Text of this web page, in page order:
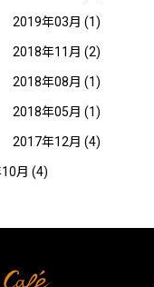
2019年03月 (1)
2018年11月 (2)
2018年08月 (1)
2018年05月 (1)
2017年12月 (4)
月 (4)